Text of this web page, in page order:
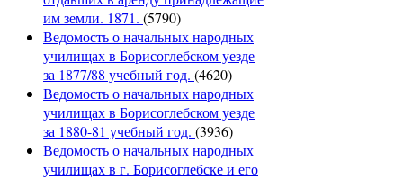
им земли. 1871. (5790)
Ведомость о начальных народных
училищах в Борисоглебском уезде
за 1877/88 учебный год. (4620)
Ведомость о начальных народных
училищах в Борисоглебском уезде
за 1880-81 учебный год. (3936)
Ведомость о начальных народных
училищах в г. Борисоглебске и его